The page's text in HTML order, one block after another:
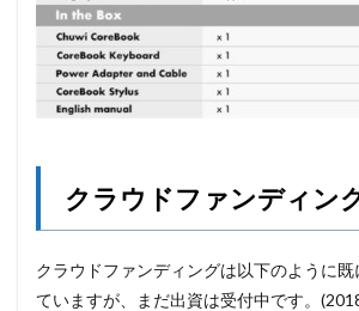
クラウドファンディン
クラウドファンディングは以下のように
ていますが、まだ出資は受付中です。